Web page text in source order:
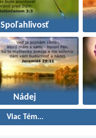
Spoľahlivosť
Nádej
Viac Tém...